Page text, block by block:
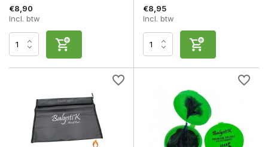
€8,90
Incl. btw
€8,95
Incl. btw